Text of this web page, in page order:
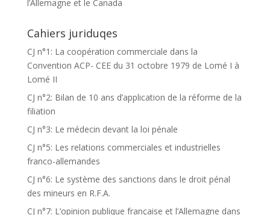
l’Allemagne et le Canada
Cahiers juriduqes
CJ n°1: La coopération commerciale dans la
Convention ACP- CEE du 31 octobre 1979 de Lomé I à
Lomé II
CJ n°2: Bilan de 10 ans d’application de la réforme de la
filiation
CJ n°3: Le médecin devant la loi pénale
CJ n°5: Les relations commerciales et industrielles
franco-allemandes
CJ n°6: Le système des sanctions dans le droit pénal
des mineurs en R.F.A.
CJ n°7: L’opinion publique française et l’Allemagne dans